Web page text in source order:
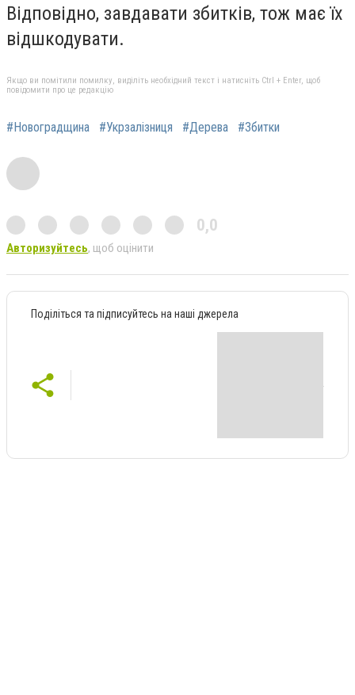
Відповідно, завдавати збитків, тож має їх
відшкодувати.
Якщо ви помітили помилку, виділіть необхідний текст і натисніть Ctrl + Enter, щоб
повідомити про це редакцію
#Новоградщина #Укрзалізниця #Дерева #Збитки
0,0
Авторизуйтесь, щоб оцінити
Поділіться та підписуйтесь на наші джерела